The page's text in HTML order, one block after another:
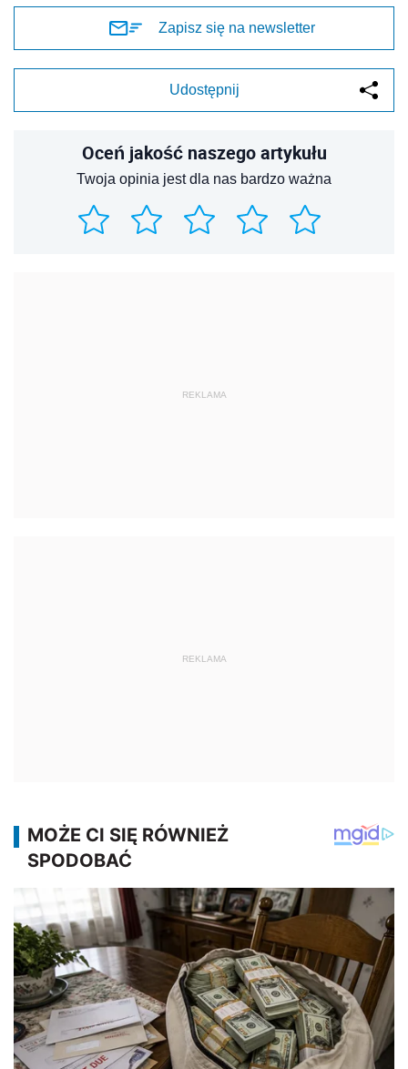
Zapisz się na newsletter
Udostępnij
Oceń jakość naszego artykułu
Twoja opinia jest dla nas bardzo ważna
REKLAMA
REKLAMA